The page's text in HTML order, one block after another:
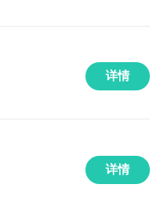
详情
详情